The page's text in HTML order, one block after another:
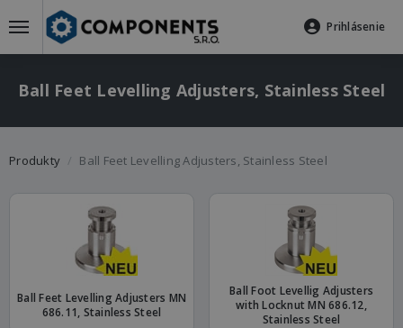
Prihlásenie
Ball Feet Levelling Adjusters, Stainless Steel
Produkty Ball Feet Levelling Adjusters, Stainless Steel
Ball Feet Levelling Adjusters MN
686.11, Stainless Steel
Ball Foot Levellig Adjusters
with Locknut MN 686.12,
Stainless Steel